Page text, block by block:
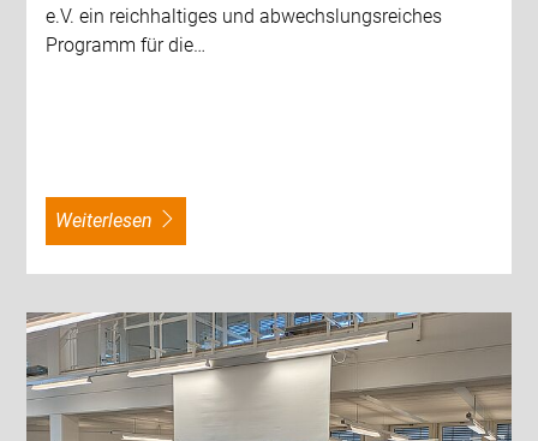
e.V. ein reichhaltiges und abwechslungsreiches
Programm für die…
weiterlesen